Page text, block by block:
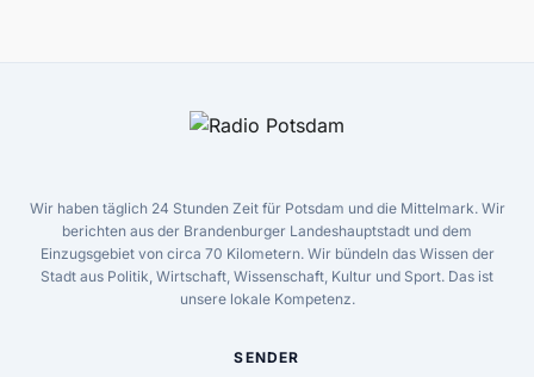
Wir haben täglich 24 Stunden Zeit für Potsdam und die Mittelmark. Wir
berichten aus der Brandenburger Landeshauptstadt und dem
Einzugsgebiet von circa 70 Kilometern. Wir bündeln das Wissen der
Stadt aus Politik, Wirtschaft, Wissenschaft, Kultur und Sport. Das ist
unsere lokale Kompetenz.
SENDER